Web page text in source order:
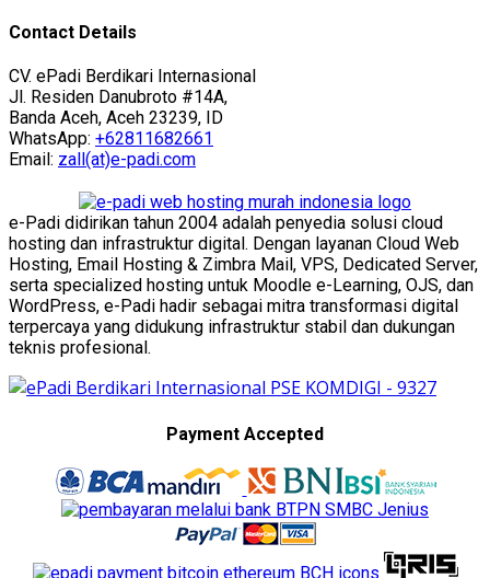
Contact Details
CV. ePadi Berdikari Internasional
Jl. Residen Danubroto #14A,
Banda Aceh, Aceh 23239, ID
WhatsApp: +62811682661
Email: zall(at)e-padi.com
e-Padi didirikan tahun 2004 adalah penyedia solusi cloud
hosting dan infrastruktur digital. Dengan layanan Cloud Web
Hosting, Email Hosting & Zimbra Mail, VPS, Dedicated Server,
serta specialized hosting untuk Moodle e-Learning, OJS, dan
WordPress, e-Padi hadir sebagai mitra transformasi digital
terpercaya yang didukung infrastruktur stabil dan dukungan
teknis profesional.
Payment Accepted